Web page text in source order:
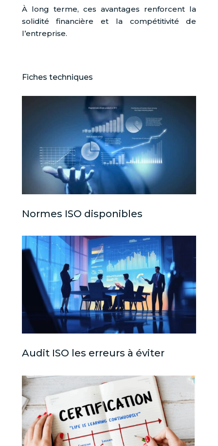
À long terme, ces avantages renforcent la
solidité financière et la compétitivité de
l’entreprise.
Fiches techniques
Normes ISO disponibles
Audit ISO les erreurs à éviter